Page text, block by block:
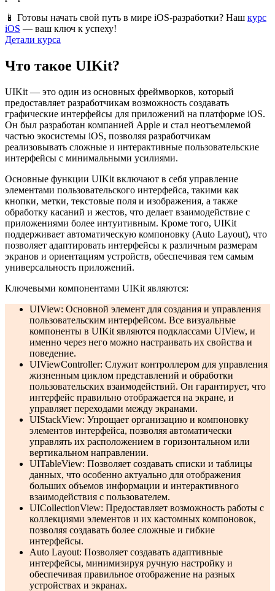
📱 Готовы начать свой путь в мире iOS-разработки? Наш курс
iOS — ваш ключ к успеху!
Детали курса
Что такое UIKit?
UIKit — это один из основных фреймворков, который
предоставляет разработчикам возможность создавать
графические интерфейсы для приложений на платформе iOS.
Он был разработан компанией Apple и стал неотъемлемой
частью экосистемы iOS, позволяя разработчикам
реализовывать сложные и интерактивные пользовательские
интерфейсы с минимальными усилиями.
Основные функции UIKit включают в себя управление
элементами пользовательского интерфейса, такими как
кнопки, метки, текстовые поля и изображения, а также
обработку касаний и жестов, что делает взаимодействие с
приложениями более интуитивным. Кроме того, UIKit
поддерживает автоматическую компоновку (Auto Layout), что
позволяет адаптировать интерфейсы к различным размерам
экранов и ориентациям устройств, обеспечивая тем самым
универсальность приложений.
Ключевыми компонентами UIKit являются:
UIView: Основной элемент для создания и управления
пользовательским интерфейсом. Все визуальные
компоненты в UIKit являются подклассами UIView, и
именно через него можно настраивать их свойства и
поведение.
UIViewController: Служит контроллером для управления
жизненным циклом представлений и обработки
пользовательских взаимодействий. Он гарантирует, что
интерфейс правильно отображается на экране, и
управляет переходами между экранами.
UIStackView: Упрощает организацию и компоновку
элементов интерфейса, позволяя автоматически
управлять их расположением в горизонтальном или
вертикальном направлении.
UITableView: Позволяет создавать списки и таблицы
данных, что особенно актуально для отображения
больших объемов информации и интерактивного
взаимодействия с пользователем.
UICollectionView: Предоставляет возможность работы с
коллекциями элементов и их кастомных компоновок,
позволяя создавать более сложные и гибкие
интерфейсы.
Auto Layout: Позволяет создавать адаптивные
интерфейсы, минимизируя ручную настройку и
обеспечивая правильное отображение на разных
устройствах и экранах.